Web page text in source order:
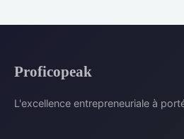
Proficopeak
L'excellence entrepreneuriale à